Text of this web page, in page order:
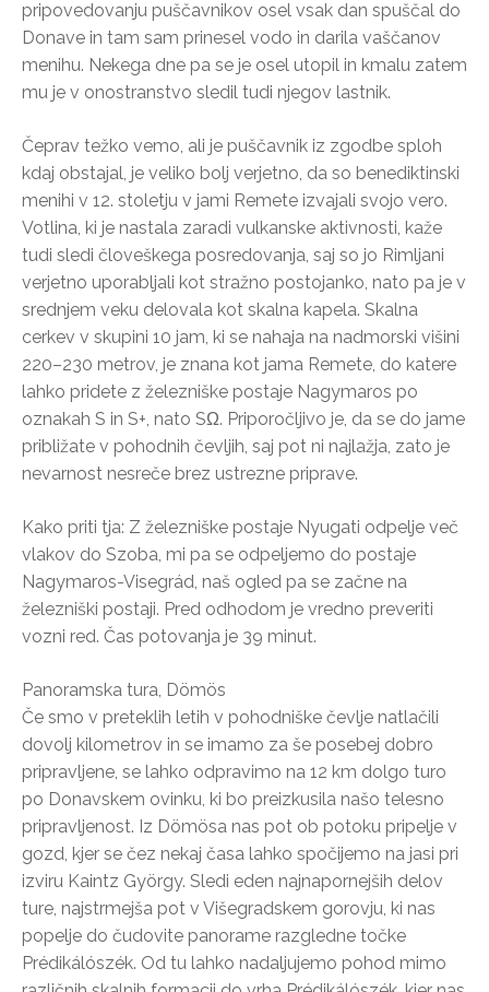
pripovedovanju puščavnikov osel vsak dan spuščal do
Donave in tam sam prinesel vodo in darila vaščanov
menihu. Nekega dne pa se je osel utopil in kmalu zatem
mu je v onostranstvo sledil tudi njegov lastnik.
Čeprav težko vemo, ali je puščavnik iz zgodbe sploh
kdaj obstajal, je veliko bolj verjetno, da so benediktinski
menihi v 12. stoletju v jami Remete izvajali svojo vero.
Votlina, ki je nastala zaradi vulkanske aktivnosti, kaže
tudi sledi človeškega posredovanja, saj so jo Rimljani
verjetno uporabljali kot stražno postojanko, nato pa je v
srednjem veku delovala kot skalna kapela. Skalna
cerkev v skupini 10 jam, ki se nahaja na nadmorski višini
220–230 metrov, je znana kot jama Remete, do katere
lahko pridete z železniške postaje Nagymaros po
oznakah S in S+, nato SΩ. Priporočljivo je, da se do jame
približate v pohodnih čevljih, saj pot ni najlažja, zato je
nevarnost nesreče brez ustrezne priprave.
Kako priti tja: Z železniške postaje Nyugati odpelje več
vlakov do Szoba, mi pa se odpeljemo do postaje
Nagymaros-Visegrád, naš ogled pa se začne na
železniški postaji. Pred odhodom je vredno preveriti
vozni red. Čas potovanja je 39 minut.
Panoramska tura, Dömös
Če smo v preteklih letih v pohodniške čevlje natlačili
dovolj kilometrov in se imamo za še posebej dobro
pripravljene, se lahko odpravimo na 12 km dolgo turo
po Donavskem ovinku, ki bo preizkusila našo telesno
pripravljenost. Iz Dömösa nas pot ob potoku pripelje v
gozd, kjer se čez nekaj časa lahko spočijemo na jasi pri
izviru Kaintz György. Sledi eden najnapornejših delov
ture, najstrmejša pot v Višegradskem gorovju, ki nas
popelje do čudovite panorame razgledne točke
Prédikálószék. Od tu lahko nadaljujemo pohod mimo